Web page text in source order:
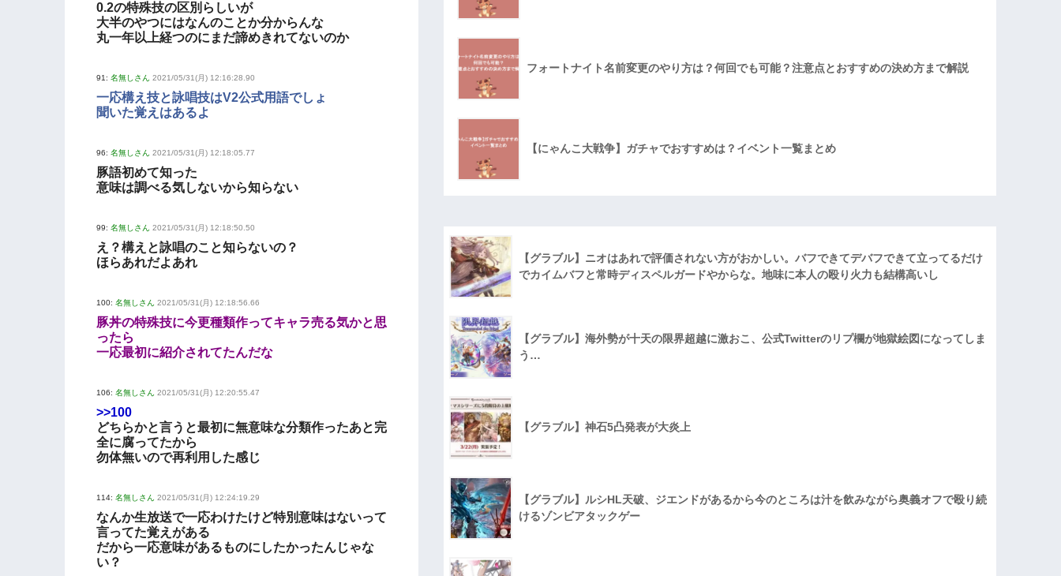
0.2の特殊技の区別らしいが
大半のやつにはなんのことか分からんな
丸一年以上経つのにまだ諦めきれてないのか
91: 名無しさん 2021/05/31(月) 12:16:28.90
一応構え技と詠唱技はV2公式用語でしょ
聞いた覚えはあるよ
96: 名無しさん 2021/05/31(月) 12:18:05.77
豚語初めて知った
意味は調べる気しないから知らない
99: 名無しさん 2021/05/31(月) 12:18:50.50
え？構えと詠唱のこと知らないの？
ほらあれだよあれ
100: 名無しさん 2021/05/31(月) 12:18:56.66
豚丼の特殊技に今更種類作ってキャラ売る気かと思
ったら
一応最初に紹介されてたんだな
106: 名無しさん 2021/05/31(月) 12:20:55.47
>>100
どちらかと言うと最初に無意味な分類作ったあと完
全に腐ってたから
勿体無いので再利用した感じ
114: 名無しさん 2021/05/31(月) 12:24:19.29
なんか生放送で一応わけたけど特別意味はないって
言ってた覚えがある
だから一応意味があるものにしたかったんじゃな
い？
フォートナイト名前変更のやり方は？何回でも可能？注意点とおすすめの決め方まで解説
【にゃんこ大戦争】ガチャでおすすめは？イベント一覧まとめ
【グラブル】ニオはあれで評価されない方がおかしい。バフできてデバフできて立ってるだけ
でカイムバフと常時ディスペルガードやからな。地味に本人の殴り火力も結構高いし
【グラブル】海外勢が十天の限界超越に激おこ、公式Twitterのリプ欄が地獄絵図になってしま
う…
【グラブル】神石5凸発表が大炎上
【グラブル】ルシHL天破、ジエンドがあるから今のところは汁を飲みながら奥義オフで殴り続
けるゾンビアタックゲー